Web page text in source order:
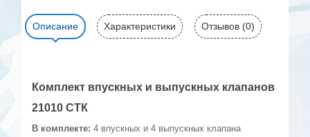
Описание Характеристики Отзывов (0)
Комплект впускных и выпускных клапанов
21010 СТК
В комплекте: 4 впускных и 4 выпускных клапана